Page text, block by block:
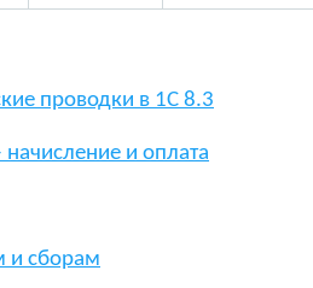
проводки в 1С 8.3
и оплата
и сборам